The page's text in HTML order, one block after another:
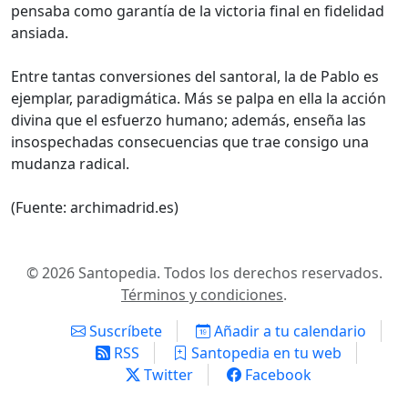
pensaba como garantía de la victoria final en fidelidad
ansiada.
Entre tantas conversiones del santoral, la de Pablo es
ejemplar, paradigmática. Más se palpa en ella la acción
divina que el esfuerzo humano; además, enseña las
insospechadas consecuencias que trae consigo una
mudanza radical.
(Fuente: archimadrid.es)
© 2026 Santopedia. Todos los derechos reservados.
Términos y condiciones.
Suscríbete
Añadir a tu calendario
RSS
Santopedia en tu web
Twitter
Facebook